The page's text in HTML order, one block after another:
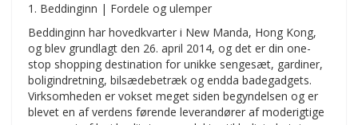
1. Beddinginn | Fordele og ulemper
Beddinginn har hovedkvarter i New Manda, Hong Kong,
og blev grundlagt den 26. april 2014, og det er din one-
stop shopping destination for unikke sengesæt, gardiner,
boligindretning, bilsædebetræk og endda badegadgets.
Virksomheden er vokset meget siden begyndelsen og er
blevet en af verdens førende leverandører af moderigtige